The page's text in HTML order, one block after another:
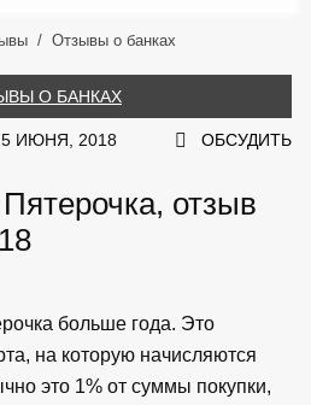
Отзывы о банках
О БАНКАХ
ИЮНЯ, 2018 ОБСУДИТЬ
отзыв
больше года. Это
на которую начисляются
это 1% от суммы покупки,